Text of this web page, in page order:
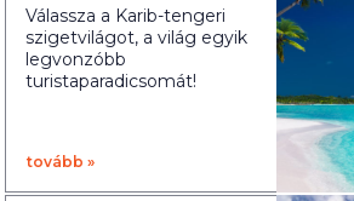
Válassza a Karib-tengeri
szigetvilágot, a világ egyik
legvonzóbb
turistaparadicsomát!
tovább »